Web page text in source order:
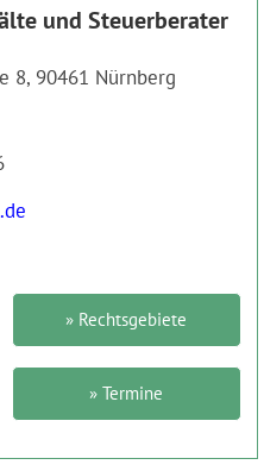
und Steuerberater
8, 90461 Nürnberg
» Rechtsgebiete
» Termine